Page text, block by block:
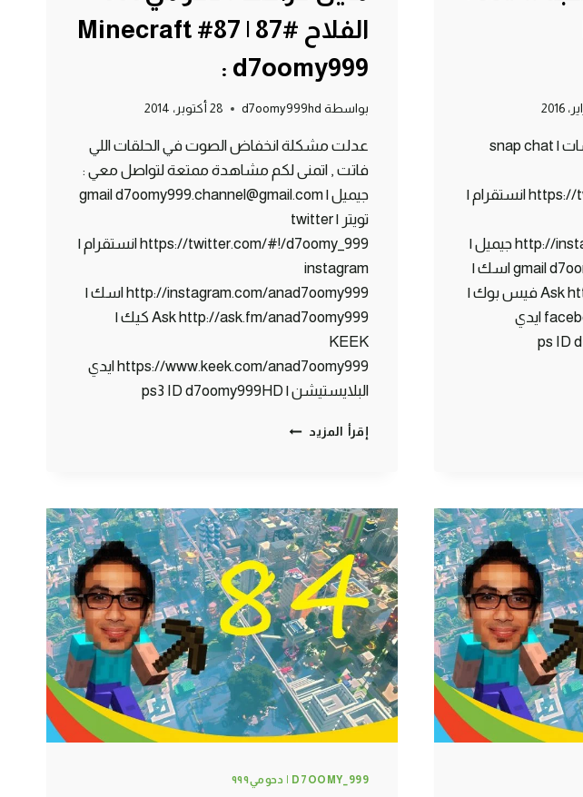
سحبة لتواصل معي : سناب شات | snap chat
https://twitter.com/#!/d7oomy_999 انستقرام |
http://instagram.com/anad7oomy999 جيميل |
gmail d7oomy999.channel@gmail.com اسك |
Ask http://ask.fm/anad7oomy999 فيس بوك |
facebook https://goo.gl/r7UMVR ايدي
الفلاح #87 | 87# Minecraft
: d7oomy999
بواسطة d7oomy999hd 28 أكتوبر، 2014
عدلت مشكلة انخفاض الصوت في الحلقات اللي
فاتت , اتمنى لكم مشاهدة ممتعة لتواصل معي :
جيميل | gmail d7oomy999.channel@gmail.com
تويتر | twitter
https://twitter.com/#!/d7oomy_999 انستقرام |
instagram
http://instagram.com/anad7oomy999 اسك |
Ask http://ask.fm/anad7oomy999 كيك |
KEEK
https://www.keek.com/anad7oomy999 ايدي
البلايستيشن | ps3 ID d7oomy999HD
إقرأ المزيد ماين
#87
|
87#
MINECRAFT
:
D7OOMY999
D7OOMY_999 | دحومي٩٩٩